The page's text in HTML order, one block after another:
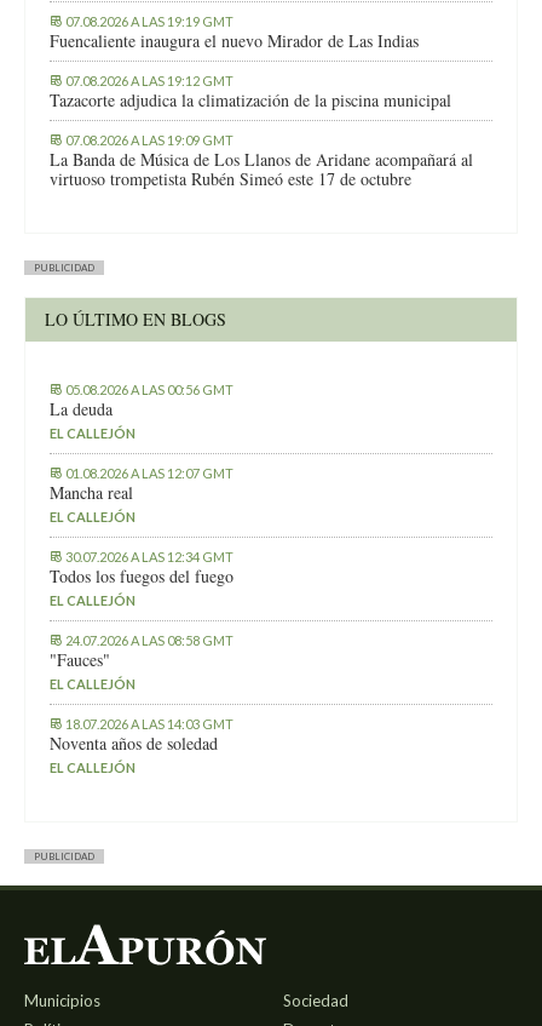
07.08.2026 A LAS 19:19 GMT
Fuencaliente inaugura el nuevo Mirador de Las Indias
07.08.2026 A LAS 19:12 GMT
Tazacorte adjudica la climatización de la piscina municipal
07.08.2026 A LAS 19:09 GMT
La Banda de Música de Los Llanos de Aridane acompañará al
virtuoso trompetista Rubén Simeó este 17 de octubre
PUBLICIDAD
LO ÚLTIMO EN BLOGS
05.08.2026 A LAS 00:56 GMT
La deuda
EL CALLEJÓN
01.08.2026 A LAS 12:07 GMT
Mancha real
EL CALLEJÓN
30.07.2026 A LAS 12:34 GMT
Todos los fuegos del fuego
EL CALLEJÓN
24.07.2026 A LAS 08:58 GMT
"Fauces"
EL CALLEJÓN
18.07.2026 A LAS 14:03 GMT
Noventa años de soledad
EL CALLEJÓN
PUBLICIDAD
Municipios
Sociedad